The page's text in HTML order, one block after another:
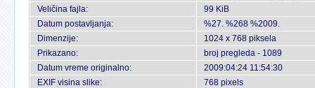
Veličina fajla:
99 KiB
Datum postavljanja:
%27. %268 %2009.
Dimenzije:
1024 x 768 piksela
Prikazano:
broj pregleda - 1089
Datum vreme originalno:
2009:04:24 11:54:30
EXIF visina slike:
768 pixels